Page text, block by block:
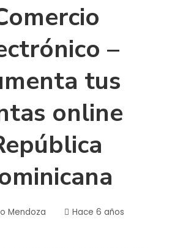
–
tus
online
Mendoza Hace 6 años